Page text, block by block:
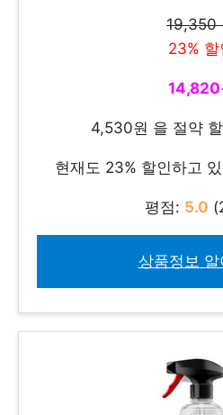
19,350
23% 할
14,820
4,530원 을 절약
현재도 23% 할인하고
평점: 5.0
상품정보 알